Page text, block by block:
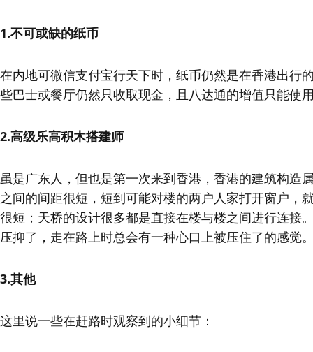
1.不可或缺的纸币
在内地可微信支付宝行天下时，纸币仍然是在香港出行
些巴士或餐厅仍然只收取现金，且八达通的增值只能使
2.高级乐高积木搭建师
虽是广东人，但也是第一次来到香港，香港的建筑构造
之间的间距很短，短到可能对楼的两户人家打开窗户，
很短；天桥的设计很多都是直接在楼与楼之间进行连接
压抑了，走在路上时总会有一种心口上被压住了的感觉
3.其他
这里说一些在赶路时观察到的小细节：